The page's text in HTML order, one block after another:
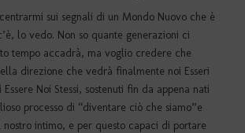
sui segnali di un Mondo Nuovo che è
lo vedo. Non so quante generazioni ci
tempo accadrà, ma voglio credere che
direzione che vedrà finalmente noi Esseri
Noi Stessi, sostenuti fin da appena nati
processo di “diventare ciò che siamo”e
intimo, e per questo capaci di portare